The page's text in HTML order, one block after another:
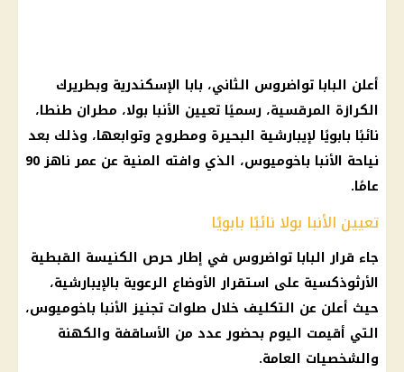
أعلن البابا تواضروس الثاني، بابا الإسكندرية وبطريرك
الكرازة المرقسية، رسميًا تعيين الأنبا بولا، مطران طنطا،
نائبًا بابويًا لإيبارشية البحيرة ومطروح وتوابعها، وذلك بعد
نياحة الأنبا باخوميوس، الذي وافته المنية عن عمر ناهز 90
عامًا.
تعيين الأنبا بولا نائبًا بابويًا
جاء قرار البابا تواضروس في إطار حرص الكنيسة القبطية
الأرثوذكسية على استقرار الأوضاع الرعوية بالإيبارشية،
حيث أعلن عن التكليف خلال صلوات تجنيز الأنبا باخوميوس،
التي أقيمت اليوم بحضور عدد من الأساقفة والكهنة
والشخصيات العامة.